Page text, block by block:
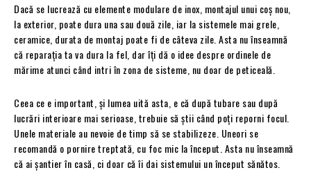
Dacă se lucrează cu elemente modulare de inox, montajul unui coș nou,
la exterior, poate dura una sau două zile, iar la sistemele mai grele,
ceramice, durata de montaj poate fi de câteva zile. Asta nu înseamnă
că reparația ta va dura la fel, dar îți dă o idee despre ordinele de
mărime atunci când intri în zona de sisteme, nu doar de peticeală.
Ceea ce e important, și lumea uită asta, e că după tubare sau după
lucrări interioare mai serioase, trebuie să știi când poți reporni focul.
Unele materiale au nevoie de timp să se stabilizeze. Uneori se
recomandă o pornire treptată, cu foc mic la început. Asta nu înseamnă
că ai șantier în casă, ci doar că îi dai sistemului un început sănătos.